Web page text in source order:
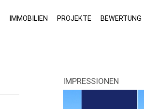
IMMOBILIEN PROJEKTE BEWERTUNG
IMPRESSIONEN